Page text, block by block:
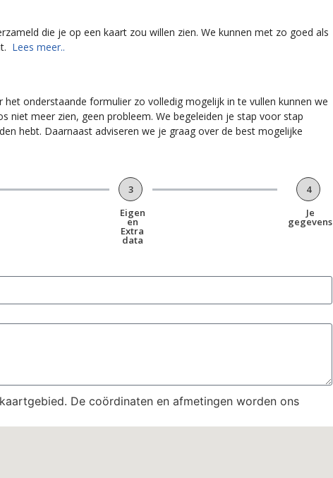
die je op een kaart zou willen zien. We kunnen met zo goed als
Lees meer..
onderstaande formulier zo volledig mogelijk in te vullen kunnen we
niet meer zien, geen probleem. We begeleiden je stap voor stap
hebt. Daarnaast adviseren we je graag over de best mogelijke
3
Eigen
en
Extra
data
4
Je
gegevens
De coördinaten en afmetingen worden ons